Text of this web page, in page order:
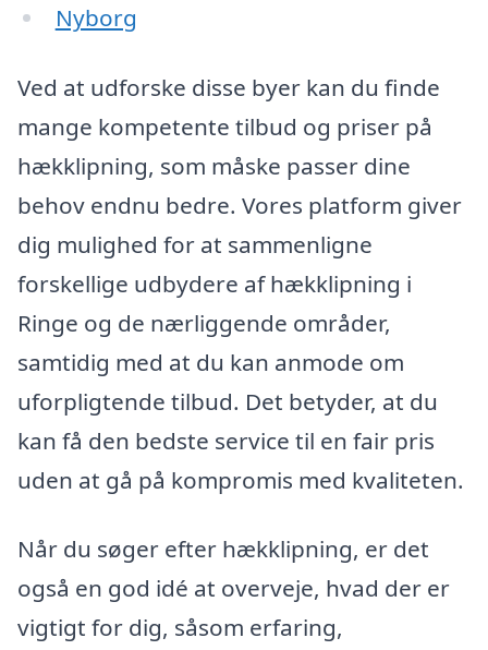
Nyborg
Ved at udforske disse byer kan du finde
mange kompetente tilbud og priser på
hækklipning, som måske passer dine
behov endnu bedre. Vores platform giver
dig mulighed for at sammenligne
forskellige udbydere af hækklipning i
Ringe og de nærliggende områder,
samtidig med at du kan anmode om
uforpligtende tilbud. Det betyder, at du
kan få den bedste service til en fair pris
uden at gå på kompromis med kvaliteten.
Når du søger efter hækklipning, er det
også en god idé at overveje, hvad der er
vigtigt for dig, såsom erfaring,